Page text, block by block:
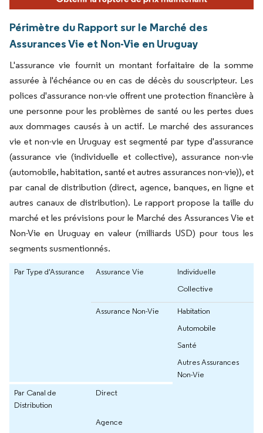
Périmètre du Rapport sur le Marché des
Assurances Vie et Non-Vie en Uruguay
L'assurance vie fournit un montant forfaitaire de la somme
assurée à l'échéance ou en cas de décès du souscripteur. Les
polices d'assurance non-vie offrent une protection financière à
une personne pour les problèmes de santé ou les pertes dues
aux dommages causés à un actif. Le marché des assurances
vie et non-vie en Uruguay est segmenté par type d'assurance
(assurance vie (individuelle et collective), assurance non-vie
(automobile, habitation, santé et autres assurances non-vie)), et
par canal de distribution (direct, agence, banques, en ligne et
autres canaux de distribution). Le rapport propose la taille du
marché et les prévisions pour le Marché des Assurances Vie et
Non-Vie en Uruguay en valeur (milliards USD) pour tous les
segments susmentionnés.
Par Type d'Assurance Assurance Vie
Individuelle
Collective
Assurance Non-Vie
Habitation
Automobile
Santé
Autres Assurances
Non-Vie
Par Canal de
Distribution
Direct
Agence